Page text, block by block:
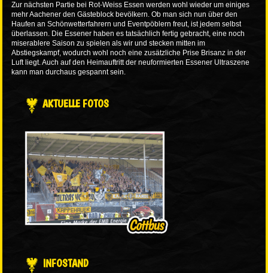
Zur nächsten Partie bei Rot-Weiss Essen werden wohl wieder um einiges
mehr Aachener den Gästeblock bevölkern. Ob man sich nun über den
Haufen an Schönwetterfahrern und Eventpöblern freut, ist jedem selbst
überlassen. Die Essener haben es tatsächlich fertig gebracht, eine noch
miserablere Saison zu spielen als wir und stecken mitten im
Abstiegskampf, wodurch wohl noch eine zusätzliche Prise Brisanz in der
Luft liegt. Auch auf den Heimauftritt der neuformierten Essener Ultraszene
kann man durchaus gespannt sein.
AKTUELLE FOTOS
INFOSTAND